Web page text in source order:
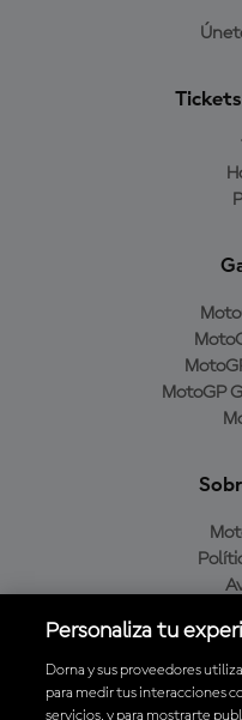
MotoGP
Personaliza tu
Dorna y sus proveedores
para medir tus interacciones
servicios, y para mostrarte